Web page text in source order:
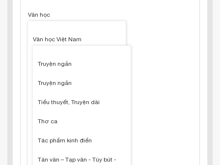
Văn học
Văn học Việt Nam
Truyện ngắn
Truyện ngắn
Tiểu thuyết, Truyện dài
Thơ ca
Tác phẩm kinh điển
Tản văn – Tạp văn - Tùy bút -